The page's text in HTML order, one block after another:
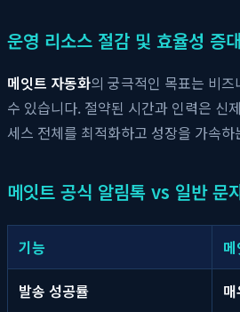
운영 리소스 절감 및 효율성 증대
메잇트 자동화의 궁극적인 목표는 비
수 있습니다. 절약된 시간과 인력은 신
세스 전체를 최적화하고 성장을 가속
메잇트 공식 알림톡 vs 일반
기능
발송 성공률